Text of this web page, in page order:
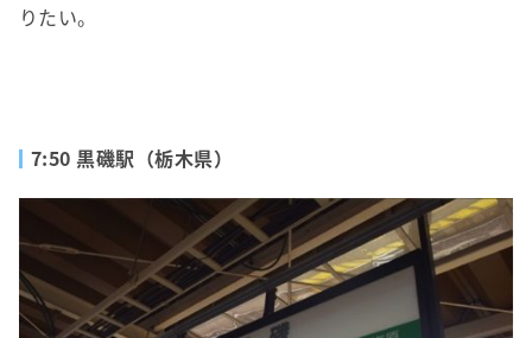
りたい。
7:50 黒磯駅（栃木県）